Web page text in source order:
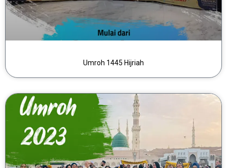
Umroh 1445 Hijriah